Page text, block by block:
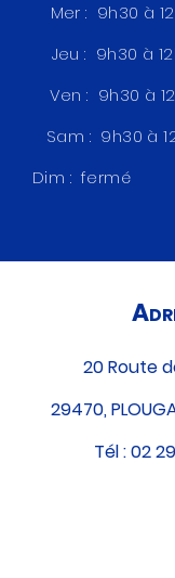
Mer : 9h30 à
Jeu : 9h30 à
Ven : 9h30 à
Sam : 9h30 à
Dim :
A
20 Route
29470,
Tél :02